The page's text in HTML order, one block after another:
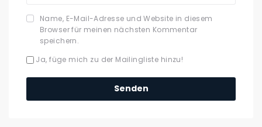
Name, E-Mail-Adresse und Website in diesem
Browser für meinen nächsten Kommentar
speichern.
Ja, füge mich zu der Mailingliste hinzu!